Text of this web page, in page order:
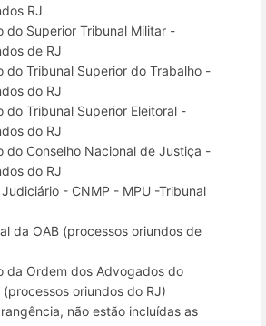
RJ
do Superior Tribunal Militar -
de RJ
do Tribunal Superior do Trabalho -
do RJ
do Tribunal Superior Eleitoral -
do RJ
do Conselho Nacional de Justiça -
do RJ
- CNMP - MPU -Tribunal
da OAB (processos oriundos de
da Ordem dos Advogados do
(processos oriundos do RJ)
não estão incluídas as